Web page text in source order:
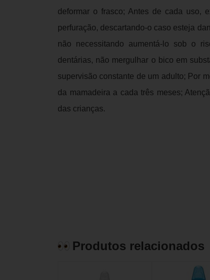
deformar o frasco; Antes de cada uso,
perfuração, descartando-o caso esteja
não necessitando aumentá-lo sob o
dentárias, não mergulhar o bico em
supervisão constante de um adulto; Por
da mamadeira a cada três meses;
das crianças.
Produtos relacionados